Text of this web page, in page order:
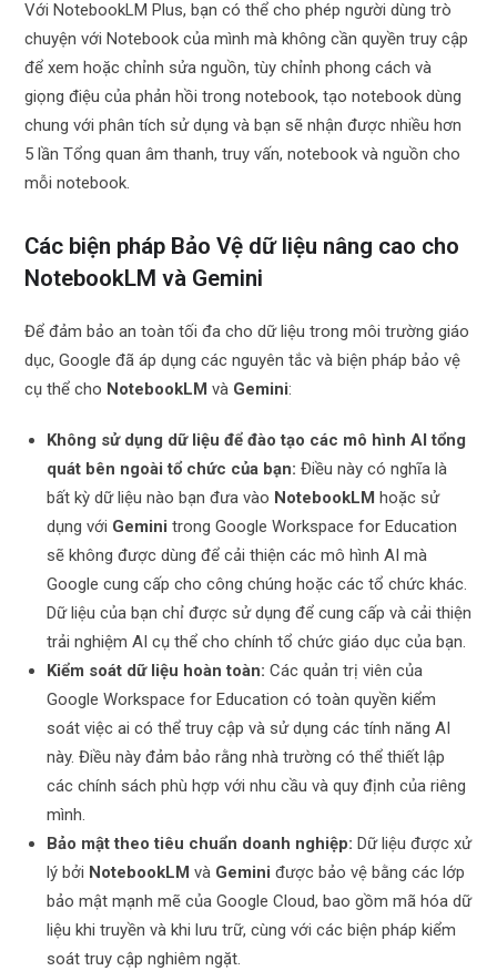
Với NotebookLM Plus, bạn có thể cho phép người dùng trò
chuyện với Notebook của mình mà không cần quyền truy cập
để xem hoặc chỉnh sửa nguồn, tùy chỉnh phong cách và
giọng điệu của phản hồi trong notebook, tạo notebook dùng
chung với phân tích sử dụng và bạn sẽ nhận được nhiều hơn
5 lần Tổng quan âm thanh, truy vấn, notebook và nguồn cho
mỗi notebook.
Các biện pháp Bảo Vệ dữ liệu nâng cao cho
NotebookLM và Gemini
Để đảm bảo an toàn tối đa cho dữ liệu trong môi trường giáo
dục, Google đã áp dụng các nguyên tắc và biện pháp bảo vệ
cụ thể cho NotebookLM và Gemini:
Không sử dụng dữ liệu để đào tạo các mô hình AI tổng
quát bên ngoài tổ chức của bạn: Điều này có nghĩa là
bất kỳ dữ liệu nào bạn đưa vào NotebookLM hoặc sử
dụng với Gemini trong Google Workspace for Education
sẽ không được dùng để cải thiện các mô hình AI mà
Google cung cấp cho công chúng hoặc các tổ chức khác.
Dữ liệu của bạn chỉ được sử dụng để cung cấp và cải thiện
trải nghiệm AI cụ thể cho chính tổ chức giáo dục của bạn.
Kiểm soát dữ liệu hoàn toàn: Các quản trị viên của
Google Workspace for Education có toàn quyền kiểm
soát việc ai có thể truy cập và sử dụng các tính năng AI
này. Điều này đảm bảo rằng nhà trường có thể thiết lập
các chính sách phù hợp với nhu cầu và quy định của riêng
mình.
Bảo mật theo tiêu chuẩn doanh nghiệp: Dữ liệu được xử
lý bởi NotebookLM và Gemini được bảo vệ bằng các lớp
bảo mật mạnh mẽ của Google Cloud, bao gồm mã hóa dữ
liệu khi truyền và khi lưu trữ, cùng với các biện pháp kiểm
soát truy cập nghiêm ngặt.